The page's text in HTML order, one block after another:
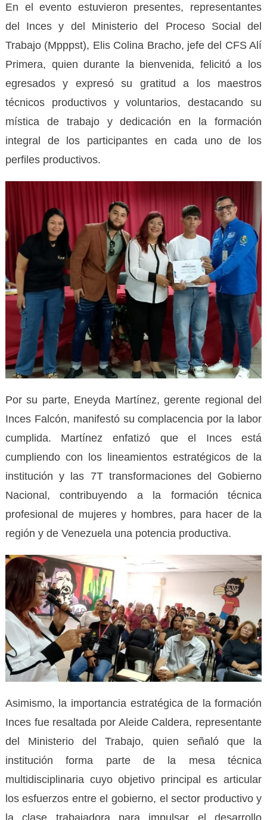
En el evento estuvieron presentes, representantes
del Inces y del Ministerio del Proceso Social del
Trabajo (Mpppst), Elis Colina Bracho, jefe del CFS Alí
Primera, quien durante la bienvenida, felicitó a los
egresados y expresó su gratitud a los maestros
técnicos productivos y voluntarios, destacando su
mística de trabajo y dedicación en la formación
integral de los participantes en cada uno de los
perfiles productivos.
Por su parte, Eneyda Martínez, gerente regional del
Inces Falcón, manifestó su complacencia por la labor
cumplida. Martínez enfatizó que el Inces está
cumpliendo con los lineamientos estratégicos de la
institución y las 7T transformaciones del Gobierno
Nacional, contribuyendo a la formación técnica
profesional de mujeres y hombres, para hacer de la
región y de Venezuela una potencia productiva.
Asimismo, la importancia estratégica de la formación
Inces fue resaltada por Aleide Caldera, representante
del Ministerio del Trabajo, quien señaló que la
institución forma parte de la mesa técnica
multidisciplinaria cuyo objetivo principal es articular
los esfuerzos entre el gobierno, el sector productivo y